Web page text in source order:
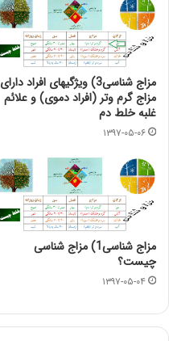
مزاج شناسی3) ویژگیهای افراد دارای
مزاج گرم وتر (افراد دموی) و علائم
غلبه خلط دم
۱۳۹۷-۰۵-۰۶
مزاج شناسی1) مزاج شناسی
چیست؟
۱۳۹۷-۰۵-۰۴